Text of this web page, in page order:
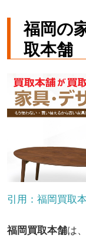
福岡の
取本舗
引用：福岡買取
福岡買取本舗は